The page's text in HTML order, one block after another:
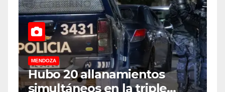
MENDOZA
Hubo 20 allanamientos
simultáneos en la triple